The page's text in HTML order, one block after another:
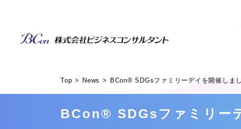
Top News BCon® SDGsファミリーデイを開催しま
BCon® SDGsファミリー